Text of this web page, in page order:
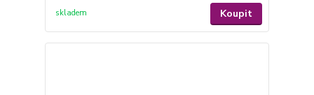
skladem Koupit